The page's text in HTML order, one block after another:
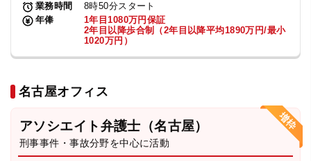
業務時間
8時50分スタート
年俸
1年目1080万円保証
2年目以降歩合制（2年目以降平均1890万円/最小
1020万円）
名古屋オフィス
アソシエイト弁護士（名古屋）
刑事事件・事故分野を中心に活動